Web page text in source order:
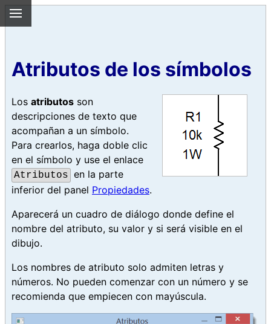
Atributos de los símbolos
Los atributos son
descripciones de texto que
acompañan a un símbolo.
Para crearlos, haga doble clic
en el símbolo y use el enlace
Atributos en la parte
inferior del panel Propiedades.
Aparecerá un cuadro de diálogo donde define el
nombre del atributo, su valor y si será visible en el
dibujo.
Los nombres de atributo solo admiten letras y
números. No pueden comenzar con un número y se
recomienda que empiecen con mayúscula.